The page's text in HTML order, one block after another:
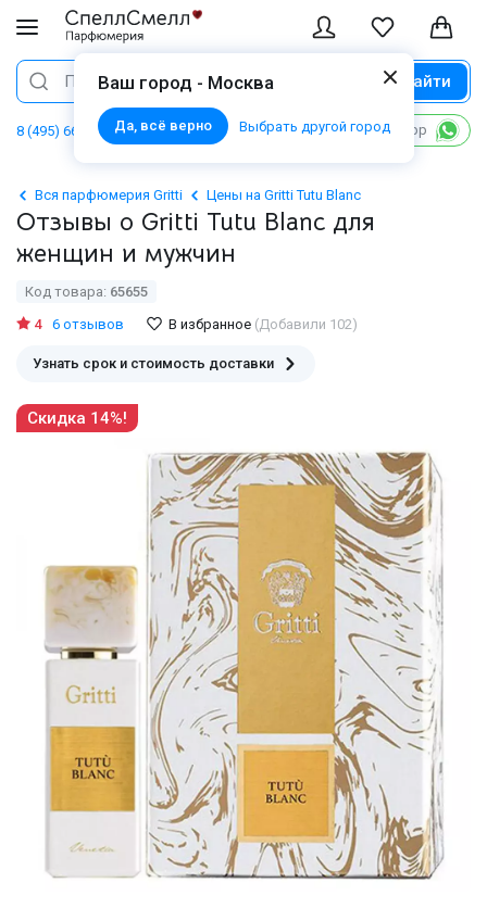
Ваш город - Москва
Да, всё верно Выбрать другой город
Поиск Найти
8 (495) 668 06 02 Написать в WhatsApp
Вся парфюмерия Gritti Цены на Gritti Tutu Blanc
Отзывы о Gritti Tutu Blanc для
женщин и мужчин
Код товара: 65655
4
6 отзывов В избранное (Добавили 102)
Узнать срок и стоимость доставки
Скидка 14%!